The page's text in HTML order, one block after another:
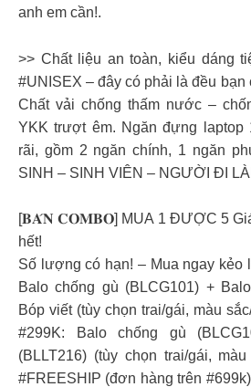
anh em cần!.
>> Chất liệu an toàn, kiểu dáng
#UNISEX – đây có phải là đều bạn
Chất vải chống thấm nước –
YKK trượt êm. Ngăn đựng laptop
rãi, gồm 2 ngăn chính, 1 ngăn
SINH – SINH VIÊN – NGƯỜI ĐI
[𝐁𝐀́𝐍 𝐂𝐎𝐌𝐁𝐎] MUA 1 ĐƯỢC 5
hết!
Số lượng có hạn! – Mua ngay kẻo
Balo chống gù (BLCG101) +
Bóp viết (tùy chọn trai/gái, màu
#299K: Balo chống gù
(BLLT216) (tùy chọn trai/gái,
#FREESHIP (đơn hàng trên